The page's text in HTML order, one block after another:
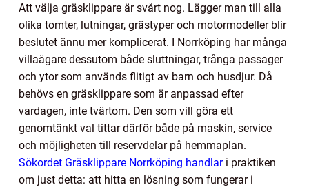
Att välja gräsklippare är svårt nog. Lägger man till alla
olika tomter, lutningar, grästyper och motormodeller blir
beslutet ännu mer komplicerat. I Norrköping har många
villaägare dessutom både sluttningar, trånga passager
och ytor som används flitigt av barn och husdjur. Då
behövs en gräsklippare som är anpassad efter
vardagen, inte tvärtom. Den som vill göra ett
genomtänkt val tittar därför både på maskin, service
och möjligheten till reservdelar på hemmaplan.
Sökordet Gräsklippare Norrköping handlari praktiken
om just detta: att hitta en lösning som fungerar i